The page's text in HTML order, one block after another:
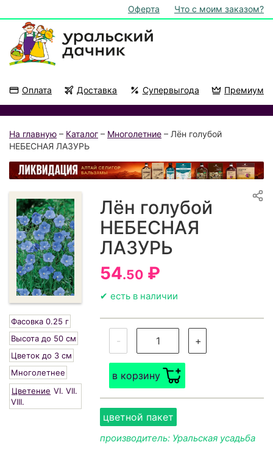
Оферта Что с моим заказом?
Оплата Доставка Супервыгода Премиум
На главную – Каталог – Многолетние – Лён голубой
НЕБЕСНАЯ ЛАЗУРЬ
Фасовка 0.25 г
Высота до 50 см
Цветок до 3 см
Многолетнее
Цветение VI. VII.
VIII.
Лён голубой
НЕБЕСНАЯ
ЛАЗУРЬ
54.50 ₽
✔ есть в наличии
- +
в корзину
цветной пакет
производитель: Уральская усадьба